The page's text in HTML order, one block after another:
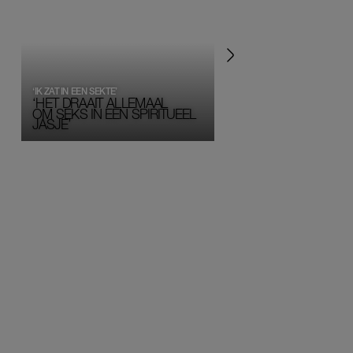
‘HET DRAAIT ALLEMAAL
OM SEKS IN EEN SPIRITUEEL
JASJE’
‘IK ZAT IN EEN SEKTE’